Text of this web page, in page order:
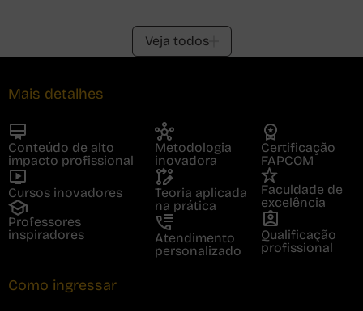
Veja todos
Mais detalhes
Conteúdo de alto
impacto profissional
Cursos inovadores
Professores
inspiradores
Metodologia
inovadora
Teoria aplicada
na prática
Atendimento
personalizado
Certificação
FAPCOM
Faculdade de
excelência
Qualificação
profissional
Como ingressar